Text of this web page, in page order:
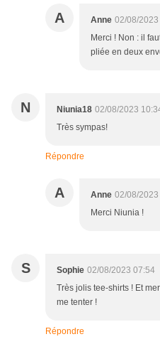
A Anne 02/08/2023
Merci ! Non : il
pliée en deux
N Niunia18 02/08/2023
Très sympas!
Répondre
A Anne 02/08/2023
Merci Niunia !
S Sophie 02/08/2023 07:54
Très jolis tee-shirts ! Et
me tenter !
Répondre